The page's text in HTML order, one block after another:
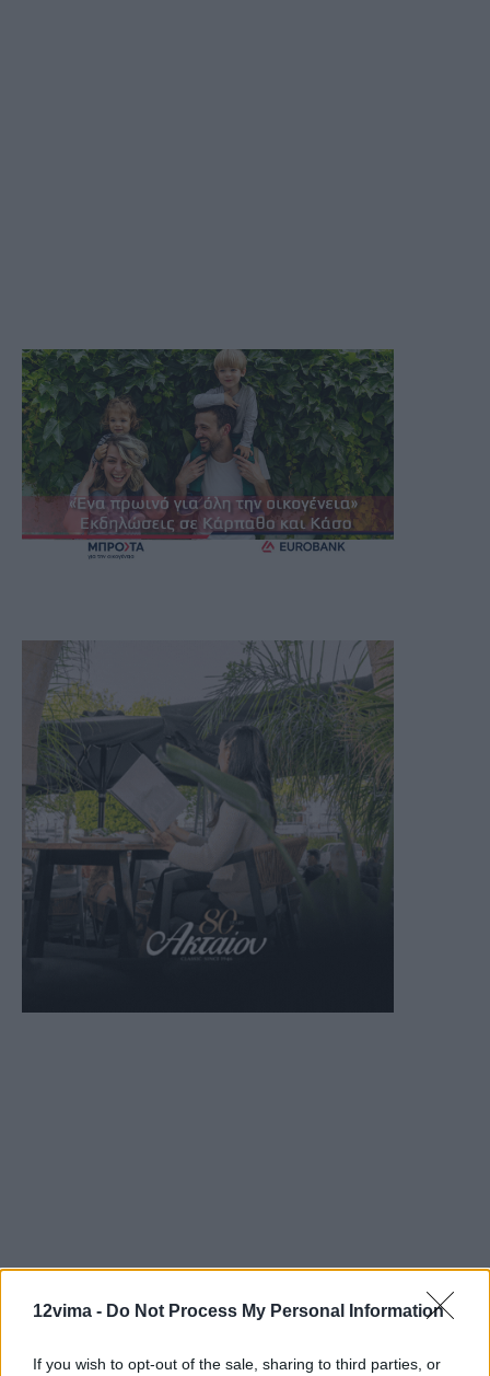
12vima - Do Not Process My Personal Information
If you wish to opt-out of the sale, sharing to third parties, or